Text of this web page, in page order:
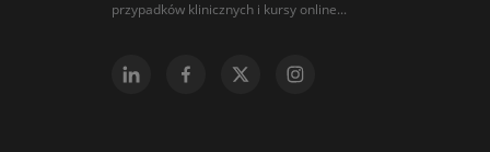
przypadków klinicznych i kursy online...